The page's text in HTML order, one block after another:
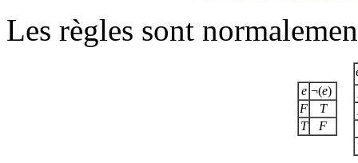
Les règles sont
e ¬(e)
F
T
T
F